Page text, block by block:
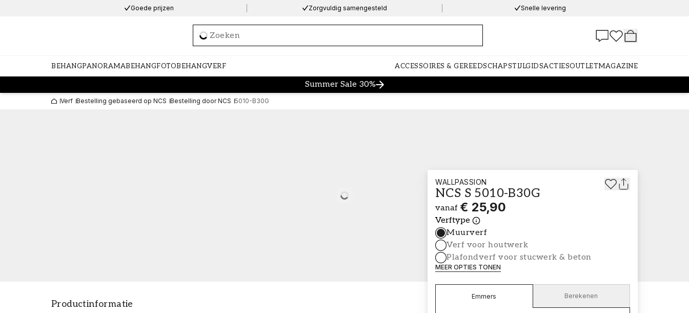
Goede prijzen Zorgvuldig samengesteld Snelle levering
Loading…
BEHANGPANORAMABEHANGFOTOBEHANGVERF ACCESSOIRES & GEREEDSCHAPSTIJLGIDSACTIESOUTLETMAGAZINE
Summer Sale 30%
Verf Bestelling gebaseerd op NCS Bestelling door NCS 5010-B30G
Loading…
Productinformatie
WALLPASSION
NCS S 5010-B30G
vanaf € 25,90
Verftype
Muurverf
Verf voor houtwerk
Plafondverf voor stucwerk & beton
MEER OPTIES TONEN
Emmers Berekenen